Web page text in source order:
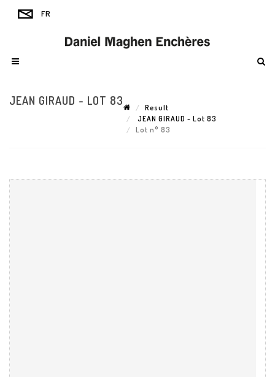
JEAN GIRAUD - LOT 83
Result
JEAN GIRAUD - Lot 83
Lot n° 83